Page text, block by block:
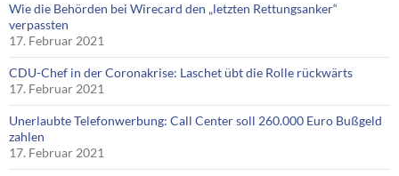
Wie die Behörden bei Wirecard den „letzten Rettungsanker“
verpassten
17. Februar 2021
CDU-Chef in der Coronakrise: Laschet übt die Rolle rückwärts
17. Februar 2021
Unerlaubte Telefonwerbung: Call Center soll 260.000 Euro Bußgeld
zahlen
17. Februar 2021